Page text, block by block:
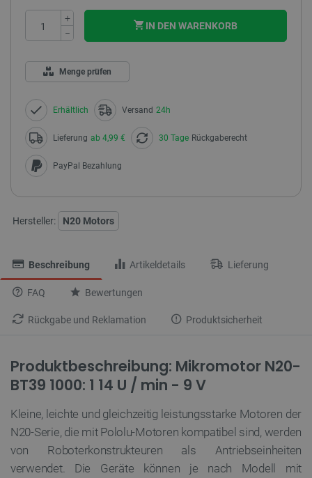
+
−
IN DEN WARENKORB
Menge prüfen
Erhältlich Versand 24h
Lieferung ab 4,99 € 30 Tage Rückgaberecht
PayPal Bezahlung
Hersteller: N20 Motors
Beschreibung Artikeldetails Lieferung
FAQ Bewertungen
Rückgabe und Reklamation Produktsicherheit
Produktbeschreibung: Mikromotor N20-
BT39 1000: 1 14 U / min - 9 V
Kleine, leichte und gleichzeitig leistungsstarke Motoren der
N20-Serie, die mit Pololu-Motoren kompatibel sind, werden
von Roboterkonstrukteuren als Antriebseinheiten
verwendet. Die Geräte können je nach Modell mit